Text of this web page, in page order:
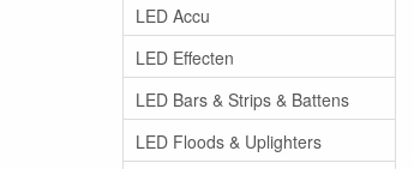
LED Accu
LED Effecten
LED Bars & Strips & Battens
LED Floods & Uplighters